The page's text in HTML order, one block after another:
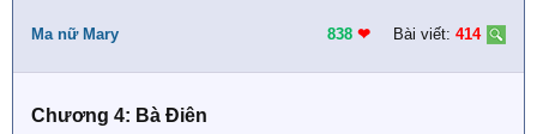
i
n
:
Ma nữ Mary 838 ❤︎ Bài viết: 414
Chương 4: Bà Điên